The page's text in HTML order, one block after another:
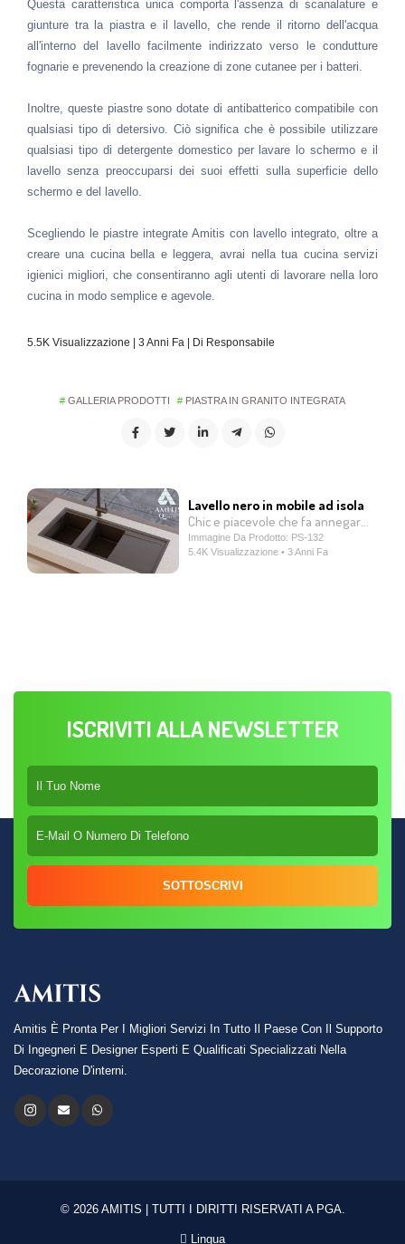
Questa caratteristica unica comporta l'assenza di scanalature e
giunture tra la piastra e il lavello, che rende il ritorno dell'acqua
all'interno del lavello facilmente indirizzato verso le condutture
fognarie e prevenendo la creazione di zone cutanee per i batteri.
Inoltre, queste piastre sono dotate di antibatterico compatibile con
qualsiasi tipo di detersivo. Ciò significa che è possibile utilizzare
qualsiasi tipo di detergente domestico per lavare lo schermo e il
lavello senza preoccuparsi dei suoi effetti sulla superficie dello
schermo e del lavello.
Scegliendo le piastre integrate Amitis con lavello integrato, oltre a
creare una cucina bella e leggera, avrai nella tua cucina servizi
igienici migliori, che consentiranno agli utenti di lavorare nella loro
cucina in modo semplice e agevole.
5.5K Visualizzazione | 3 Anni Fa | Di Responsabile
GALLERIA PRODOTTI PIASTRA IN GRANITO INTEGRATA
Lavello nero in mobile ad isola
Chic e piacevole che fa annegare dalla felicità ogni cuoco.
Immagine Da Prodotto: PS-132
5.4K Visualizzazione • 3 Anni Fa
ISCRIVITI ALLA NEWSLETTER
SOTTOSCRIVI
Amitis È Pronta Per I Migliori Servizi In Tutto Il Paese Con Il Supporto
Di Ingegneri E Designer Esperti E Qualificati Specializzati Nella
Decorazione D'interni.
© 2026 AMITIS | TUTTI I DIRITTI RISERVATI A PGA.
Lingua